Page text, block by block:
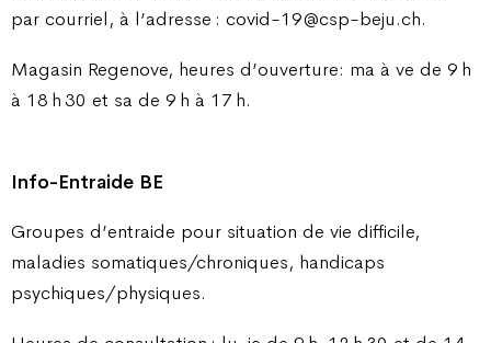
par courriel, à l’adresse : covid-19@csp-beju.ch.
Magasin Regenove, heures d’ouverture: ma à ve de 9 h
à 18 h 30 et sa de 9 h à 17 h.
Info-Entraide BE
Groupes d’entraide pour situation de vie difficile,
maladies somatiques/chroniques, handicaps
psychiques/physiques.